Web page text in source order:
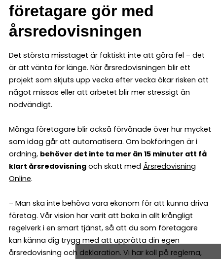
företagare gör med
årsredovisningen
Det största misstaget är faktiskt inte att göra fel – det
är att vänta för länge. När årsredovisningen blir ett
projekt som skjuts upp vecka efter vecka ökar risken att
något missas eller att arbetet blir mer stressigt än
nödvändigt.
Många företagare blir också förvånade över hur mycket
som idag går att automatisera. Om bokföringen är i
ordning, behöver det inte ta mer än 15 minuter att få
klart årsredovisning och skatt med Årsredovisning
Online.
– Man ska inte behöva vara ekonom för att kunna driva
företag. Vår vision har varit att baka in allt krångligt
regelverk i en smart tjänst, så att du som företagare
kan känna dig trygg med att upprätta din egen
årsredovisning och deklaration. Vi har koll på reglerna,